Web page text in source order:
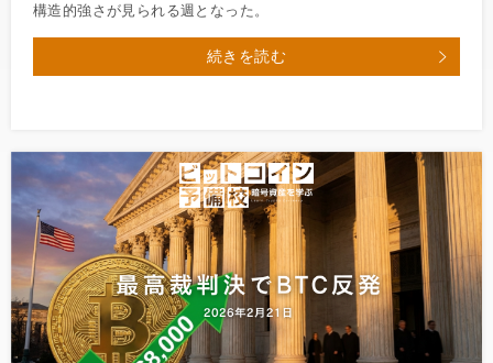
構造的強さが見られる週となった。
続きを読む